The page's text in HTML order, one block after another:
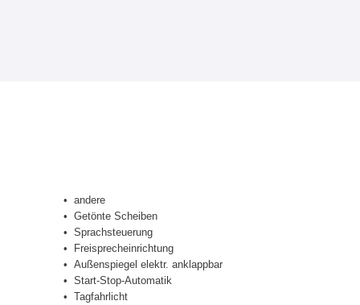
andere
Getönte Scheiben
Sprachsteuerung
Freisprecheinrichtung
Außenspiegel elektr. anklappbar
Start-Stop-Automatik
Tagfahrlicht